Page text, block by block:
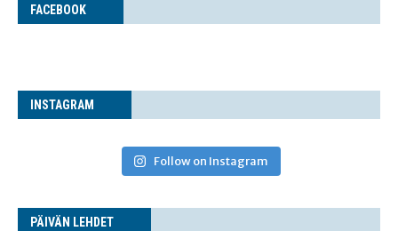
FACE­BOOK
INS­TA­GRAM
Follow on Instagram
PÄI­VÄN LEHDET